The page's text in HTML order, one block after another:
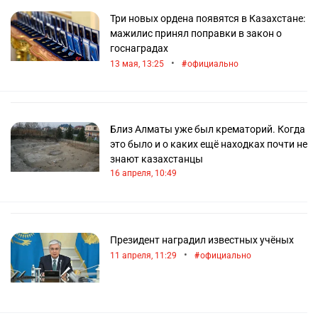
Три новых ордена появятся в Казахстане:
мажилис принял поправки в закон о
госнаградах
13 мая, 13:25 • официально
Близ Алматы уже был крематорий. Когда
это было и о каких ещё находках почти не
знают казахстанцы
16 апреля, 10:49
Президент наградил известных учёных
11 апреля, 11:29 • официально